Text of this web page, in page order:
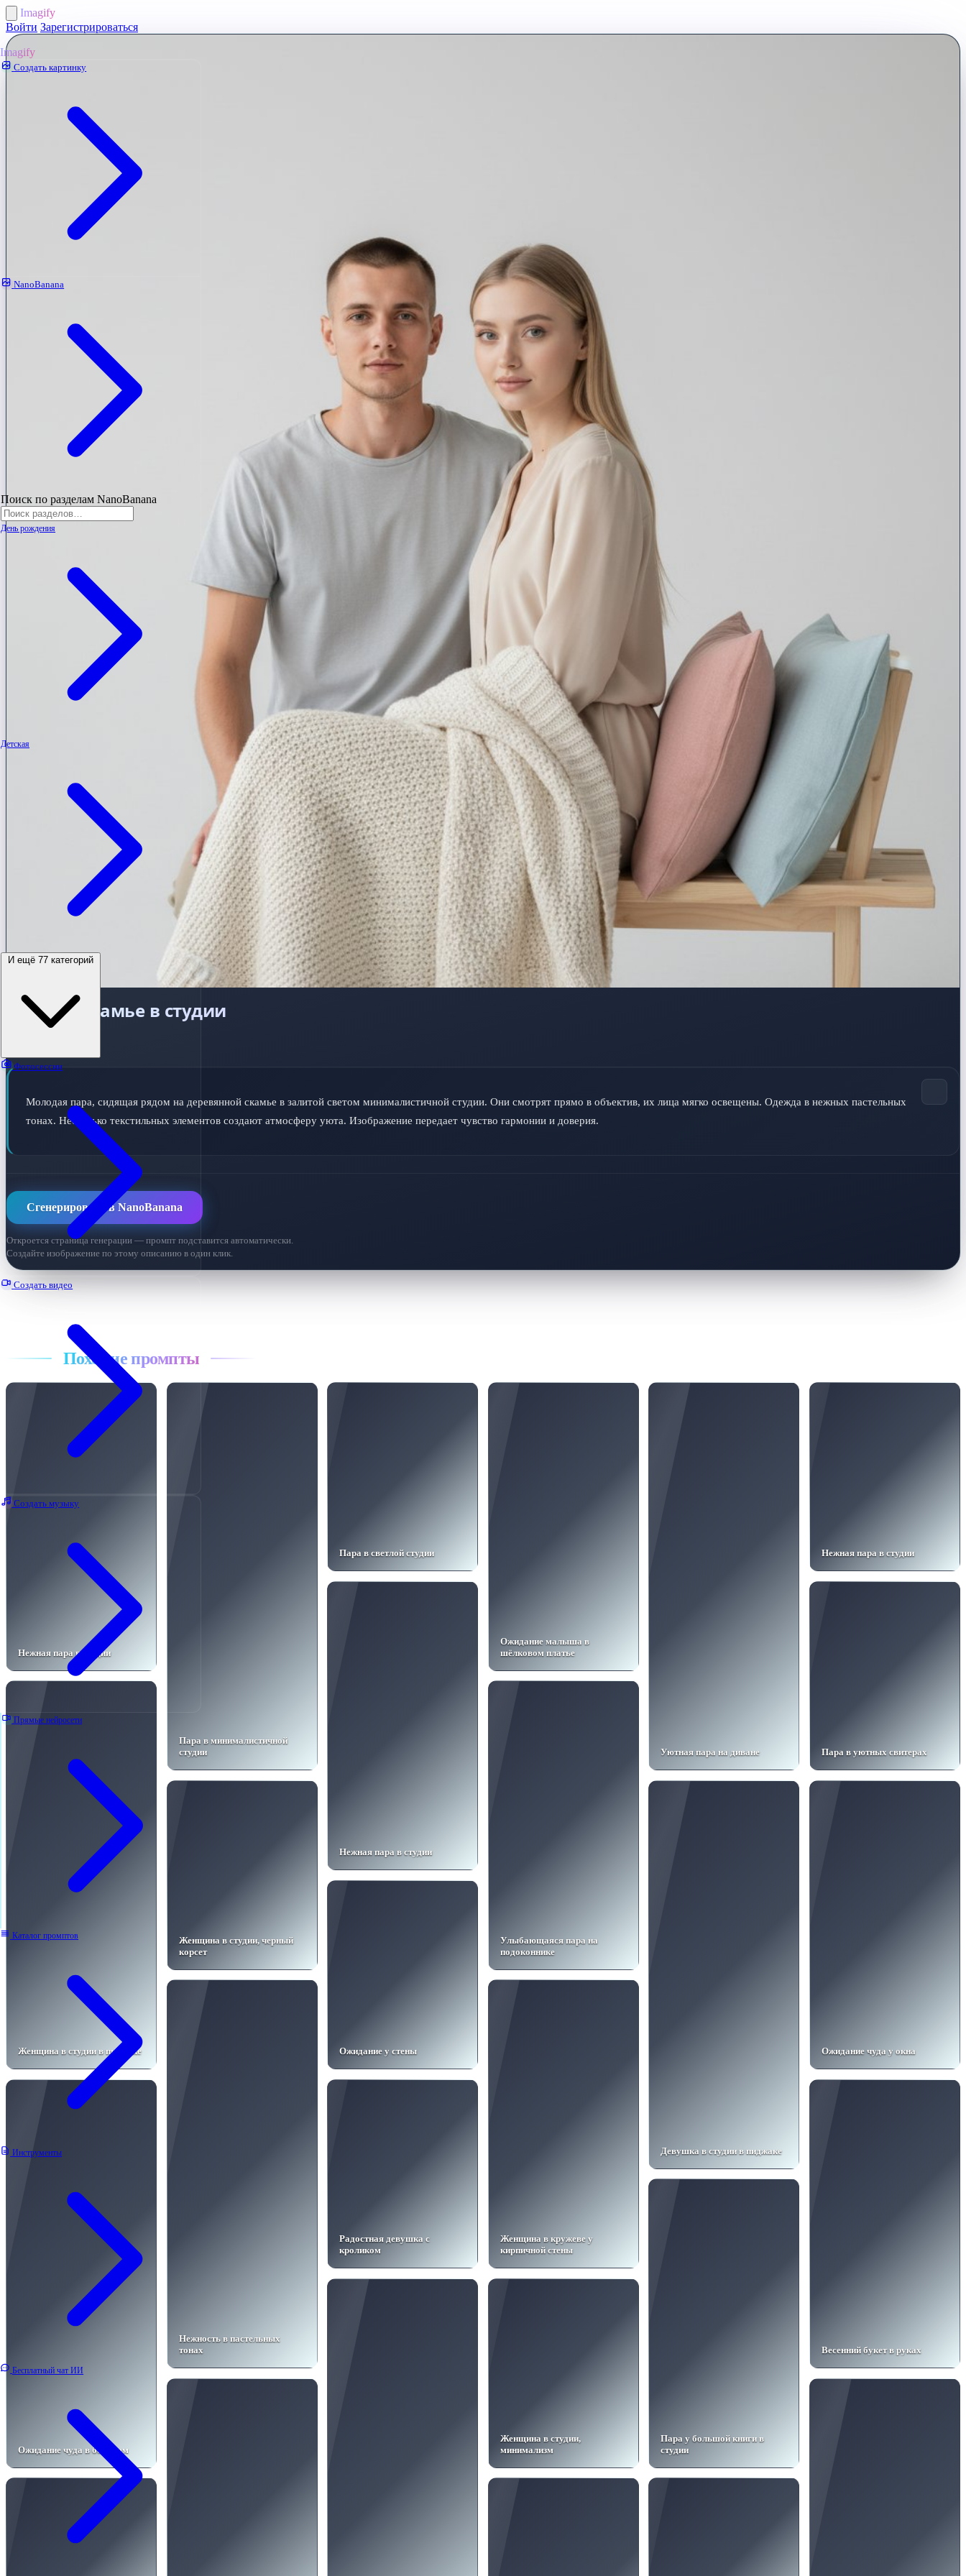
Imagify
Войти Зарегистрироваться
Imagify
Создать картинку
NanoBanana
Поиск по разделам NanoBanana
День рождения
Детская
И ещё 77 категорий
Фотосессии
Создать видео
Создать музыку
Прямые нейросети
Каталог промптов
Инструменты
Бесплатный чат ИИ
Пара на скамье в студии
Молодая пара, сидящая рядом на деревянной скамье в залитой светом минималистичной студии. Они смотрят прямо в объектив, их лица мягко освещены. Одежда в нежных пастельных
тонах. Несколько текстильных элементов создают атмосферу уюта. Изображение передает чувство гармонии и доверия.
Сгенерировать в NanoBanana
Откроется страница генерации — промпт подставится автоматически.
Создайте изображение по этому описанию в один клик.
Все промпты
Похожие промпты
Нежная пара в студии
Пара в минималистичной
студии
Пара в светлой студии
Ожидание малыша в
шёлковом платье
Уютная пара на диване
Нежная пара в студии
Нежная пара в студии
Пара в уютных свитерах
Женщина в студии в пиджаке
Улыбающаяся пара на
подоконнике
Женщина в студии, черный
корсет
Девушка в студии в пиджаке
Ожидание чуда у окна
Ожидание у стены
Нежность в пастельных
тонах
Женщина в кружеве у
кирпичной стены
Ожидание чуда в бежевом
Радостная девушка с
кроликом
Весенний букет в руках
Пара у большой книги в
студии
Женщина в студии,
минимализм